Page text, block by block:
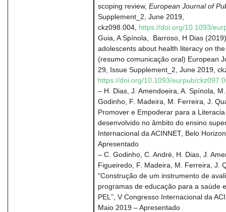
scoping review, European Journal of
Supplement_2, June 2019,
ckz098.004, https://doi.org/10.1093/
Guia, A Spínola, Barroso, H Dias
adolescents about health literacy on the
(resumo comunicação oral) European
29, Issue Supplement_2, June 2019,
https://doi.org/10.1093/eurpub/
– H. Dias, J. Amendoeira, A. Spínola,
Godinho, F. Madeira, M. Ferreira, J.
Promover e Empoderar para a
desenvolvido no âmbito do ensino
Internacional da ACINNET, Belo
Apresentado
– C. Godinho, C. André, H. Dias, J.
Figueiredo, F. Madeira, M. Ferreira, J.
“Construção de um instrumento de
programas de educação para a saúde
PEL”, V Congresso Internacional da
Maio 2019 – Apresentado